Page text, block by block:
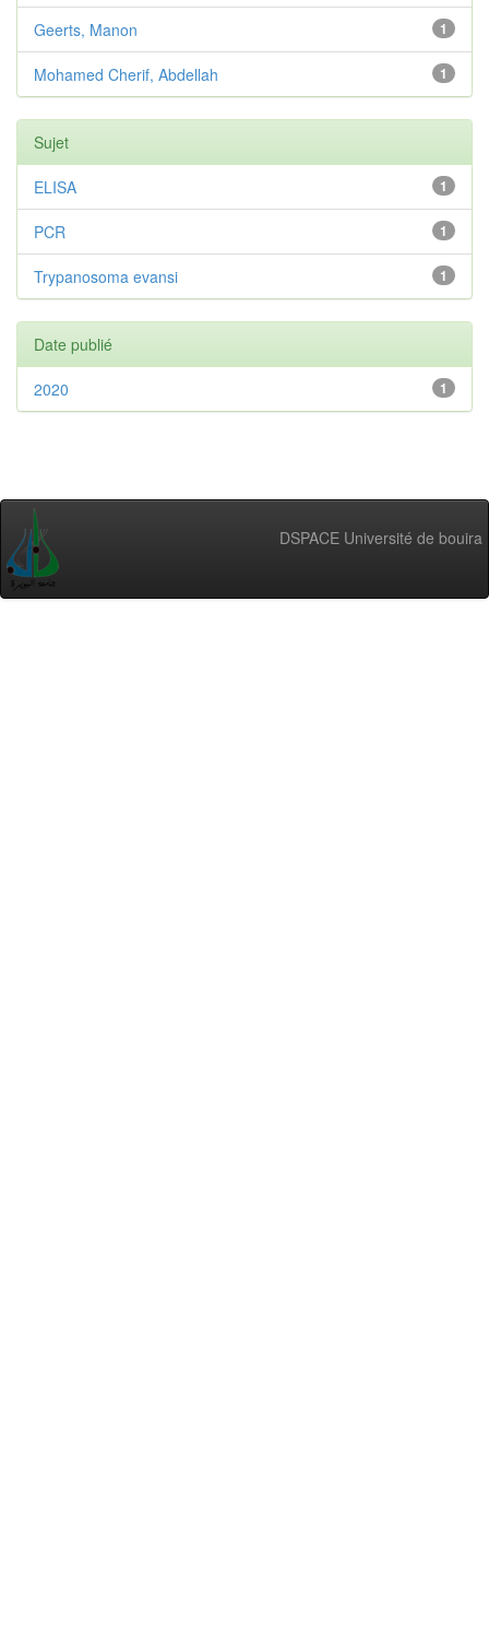
1
Geerts, Manon
1
Mohamed Cherif, Abdellah
Sujet
1
ELISA
1
PCR
1
Trypanosoma evansi
Date publié
1
2020
DSPACE Université de bouira